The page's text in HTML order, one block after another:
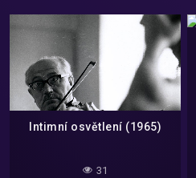
Intimní osvětlení (1965)
31